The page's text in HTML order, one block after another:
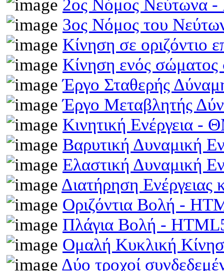
2ος Νόμος Νεύτωνα
3ος Νόμος του
Κίνηση σε οριζόντιο
Κίνηση ενός
Έργο Σταθερής
Έργο Μεταβλητής
Κινητική Ενέργεια
Βαρυτική Δυναμική
Ελαστική Δυναμική
Διατήρηση
Οριζόντια Βολή -
Πλάγια Βολή -
Ομαλή Κυκλική
Δύο τροχοί